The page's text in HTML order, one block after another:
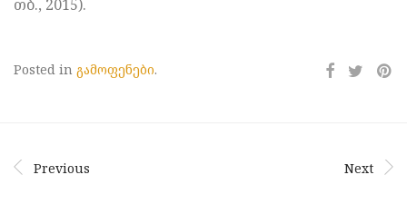
თბ., 2015).
Posted in გამოფენები.
Previous Next